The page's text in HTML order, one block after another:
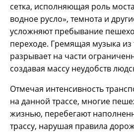
сетка, исполняющая роль
водное русло», темнота и
усложняют пребывание
переходе. Гремящая музыка из
разрывает на части
создавая массу неудобств
Отмечая интенсивность
на данной трассе, многие
жизнью, перебегают
трассу, нарушая правила